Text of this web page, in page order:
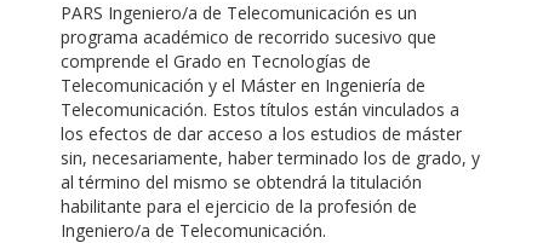
PARS Ingeniero/a de Telecomunicación es un
programa académico de recorrido sucesivo que
comprende el Grado en Tecnologías de
Telecomunicación y el Máster en Ingeniería de
Telecomunicación. Estos títulos están vinculados a
los efectos de dar acceso a los estudios de máster
sin, necesariamente, haber terminado los de grado, y
al término del mismo se obtendrá la titulación
habilitante para el ejercicio de la profesión de
Ingeniero/a de Telecomunicación.